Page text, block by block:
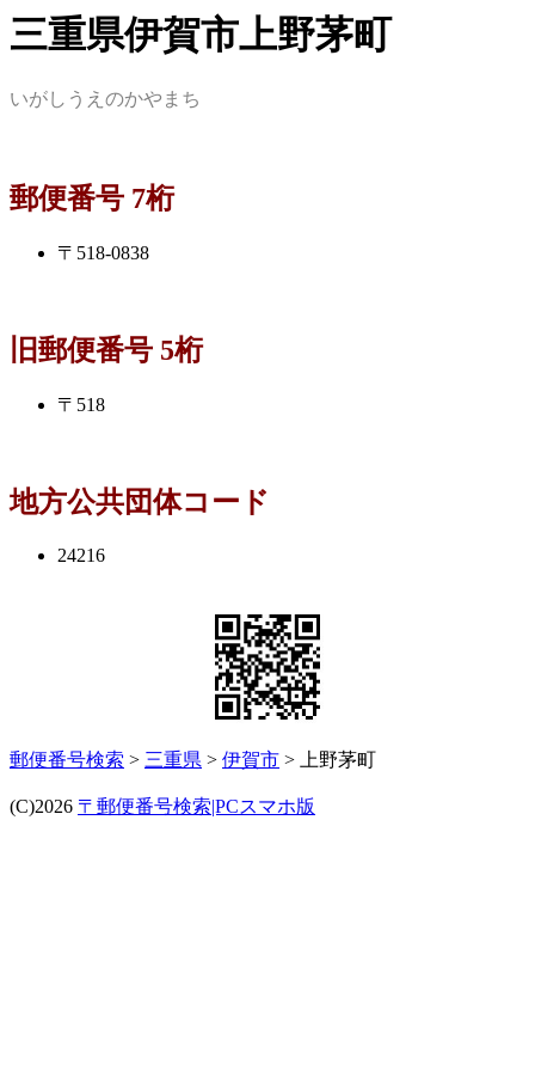
三重県伊賀市上野茅町
いがしうえのかやまち
郵便番号 7桁
〒518-0838
旧郵便番号 5桁
〒518
地方公共団体コード
24216
郵便番号検索 > 三重県 > 伊賀市 > 上野茅町
(C)2026 〒郵便番号検索|PCスマホ版